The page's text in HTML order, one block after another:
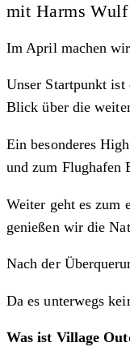
mit Harms
Im April machen wir
Unser Startpunkt
Blick über die
Ein besonderes
und zum Flughafen
Weiter geht es zum
genießen wir die
Nach der
Da es unterwegs
Was ist Village